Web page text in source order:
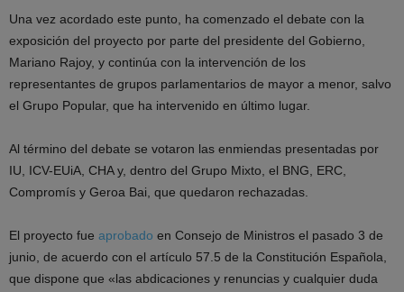
Una vez acordado este punto, ha comenzado el debate con la
exposición del proyecto por parte del presidente del Gobierno,
Mariano Rajoy, y continúa con la intervención de los
representantes de grupos parlamentarios de mayor a menor, salvo
el Grupo Popular, que ha intervenido en último lugar.
Al término del debate se votaron las enmiendas presentadas por
IU, ICV-EUiA, CHA y, dentro del Grupo Mixto, el BNG, ERC,
Compromís y Geroa Bai, que quedaron rechazadas.
El proyecto fue aprobado en Consejo de Ministros el pasado 3 de
junio, de acuerdo con el artículo 57.5 de la Constitución Española,
que dispone que «las abdicaciones y renuncias y cualquier duda